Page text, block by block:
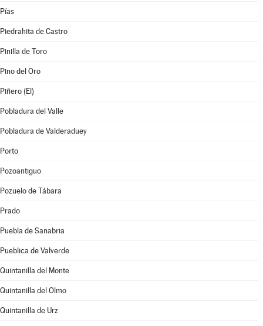
Pías
Piedrahita de Castro
Pinilla de Toro
Pino del Oro
Piñero (El)
Pobladura del Valle
Pobladura de Valderaduey
Porto
Pozoantiguo
Pozuelo de Tábara
Prado
Puebla de Sanabria
Pueblica de Valverde
Quintanilla del Monte
Quintanilla del Olmo
Quintanilla de Urz